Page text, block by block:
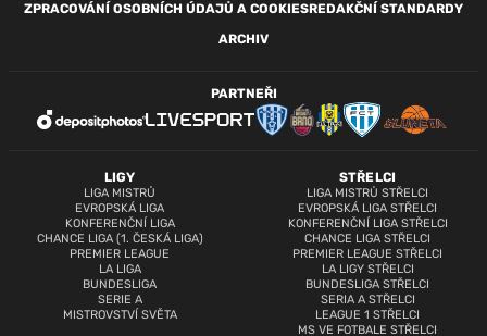
ZPRACOVÁNÍ OSOBNÍCH ÚDAJŮ A COOKIESREDAKČNÍ STANDARDY
ARCHIV
LIGY
LIGA MISTRŮ
EVROPSKÁ LIGA
KONFERENČNÍ LIGA
CHANCE LIGA (1. ČESKÁ LIGA)
PREMIER LEAGUE
LA LIGA
BUNDESLIGA
SERIE A
MISTROVSTVÍ SVĚTA
STŘELCI
LIGA MISTRŮ STŘELCI
EVROPSKÁ LIGA STŘELCI
KONFERENČNÍ LIGA STŘELCI
CHANCE LIGA STŘELCI
PREMIER LEAGUE STŘELCI
LA LIGY STŘELCI
BUNDESLIGA STŘELCI
SERIA A STŘELCI
LEAGUE 1 STŘELCI
MS VE FOTBALE STŘELCI
PARTNEŘI